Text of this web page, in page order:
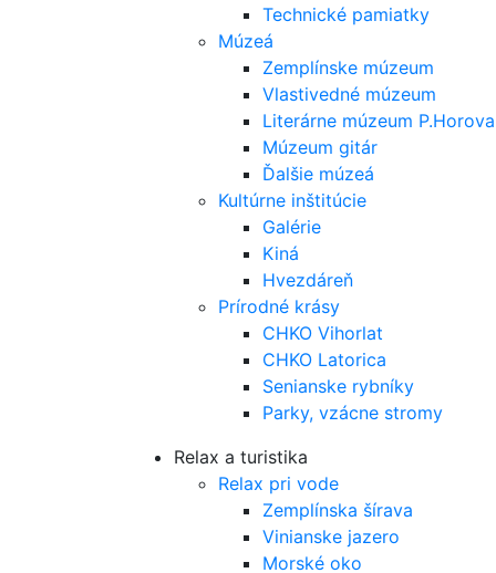
Technické pamiatky
Múzeá
Zemplínske múzeum
Vlastivedné múzeum
Literárne múzeum P.Horova
Múzeum gitár
Ďalšie múzeá
Kultúrne inštitúcie
Galérie
Kiná
Hvezdáreň
Prírodné krásy
CHKO Vihorlat
CHKO Latorica
Senianske rybníky
Parky, vzácne stromy
Relax a turistika
Relax pri vode
Zemplínska šírava
Vinianske jazero
Morské oko